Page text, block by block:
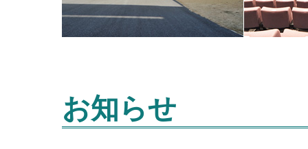
お知らせ